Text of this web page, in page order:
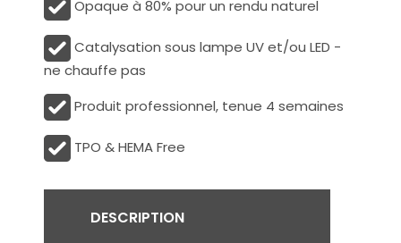
Opaque à 80% pour un rendu naturel
Catalysation sous lampe UV et/ou LED -
ne chauffe pas
Produit professionnel, tenue 4 semaines
TPO & HEMA Free
DESCRIPTION